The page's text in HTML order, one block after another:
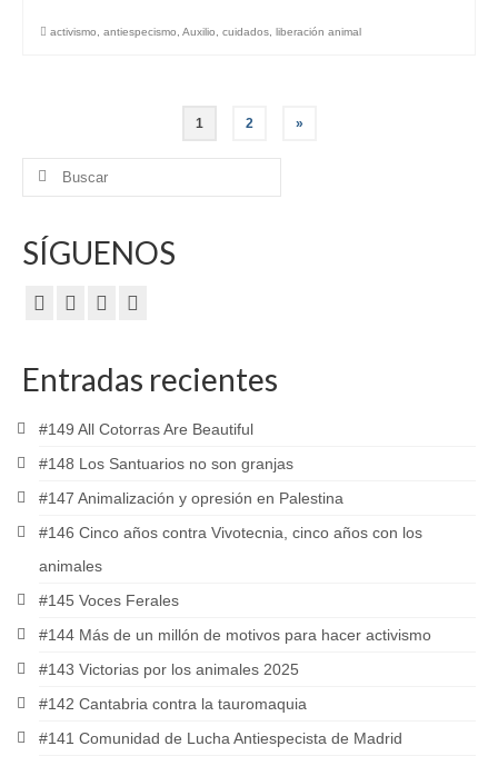
activismo antiespecismo Auxilio cuidados liberación animal
Paginación
de
entradas
1 2 »
Buscar
SÍGUENOS
Entradas recientes
#149 All Cotorras Are Beautiful
#148 Los Santuarios no son granjas
#147 Animalización y opresión en Palestina
#146 Cinco años contra Vivotecnia, cinco años con los
animales
#145 Voces Ferales
#144 Más de un millón de motivos para hacer activismo
#143 Victorias por los animales 2025
#142 Cantabria contra la tauromaquia
#141 Comunidad de Lucha Antiespecista de Madrid